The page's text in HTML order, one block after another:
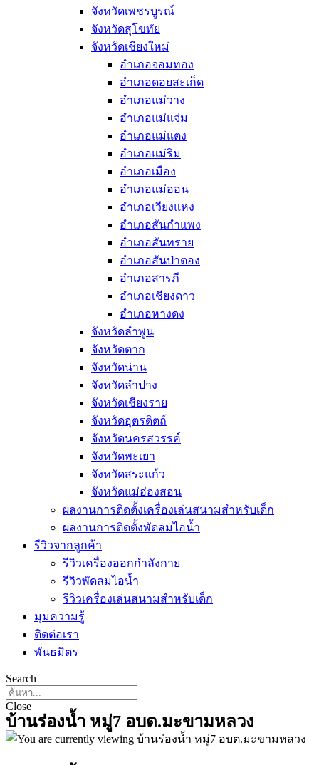
จังหวัดเพชรบูรณ์
จังหวัดสุโขทัย
จังหวัดเชียงใหม่
อำเภอจอมทอง
อำเภอดอยสะเก็ด
อำเภอแม่วาง
อำเภอแม่แจ่ม
อำเภอแม่แตง
อำเภอแม่ริม
อำเภอเมือง
อำเภอแม่ออน
อำเภอเวียงแหง
อำเภอสันกำแพง
อำเภอสันทราย
อำเภอสันป่าตอง
อำเภอสารภี
อำเภอเชียงดาว
อำเภอหางดง
จังหวัดลำพูน
จังหวัดตาก
จังหวัดน่าน
จังหวัดลำปาง
จังหวัดเชียงราย
จังหวัดอุตรดิตถ์
จังหวัดนครสวรรค์
จังหวัดพะเยา
จังหวัดสระแก้ว
จังหวัดแม่ฮ่องสอน
ผลงานการติดตั้งเครื่องเล่นสนามสำหรับเด็ก
ผลงานการติดตั้งพัดลมไอน้ำ
รีวิวจากลูกค้า
รีวิวเครื่องออกกำลังกาย
รีวิวพัดลมไอน้ำ
รีวิวเครื่องเล่นสนามสำหรับเด็ก
มุมความรู้
ติดต่อเรา
พันธมิตร
Search
Close
บ้านร่องน้ำ หมู่7 อบต.มะขามหลวง